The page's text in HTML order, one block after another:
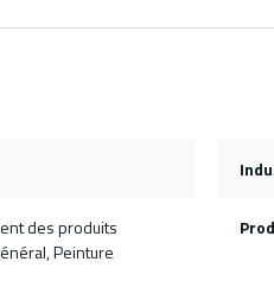
des produits
Peinture